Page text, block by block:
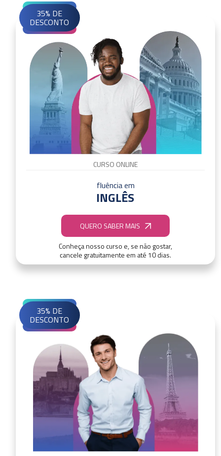
35% DE
DESCONTO
CURSO ONLINE
fluência em
INGLÊS
QUERO SABER MAIS
Conheça nosso curso e, se não gostar,
cancele gratuitamente em até 10 dias.
35% DE
DESCONTO